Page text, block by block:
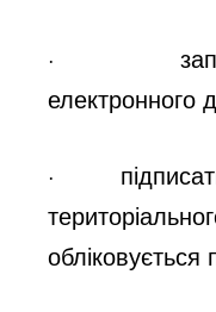
·
електронного
· підписати